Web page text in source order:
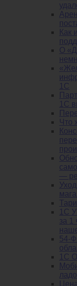
Как
О
1С
1С
Что
—
1С
за 1
54-
1С